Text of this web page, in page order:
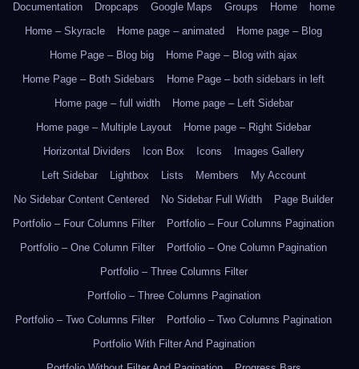
Documentation
Dropcaps Google Maps Groups Home
home
Home – Skyracle
Home page – animated
Home page – Blog
Home Page – Blog big
Home Page – Blog with ajax
Home Page – Both Sidebars
Home Page – both sidebars in left
Home page – full width
Home page – Left Sidebar
Home page – Multiple Layout
Home page – Right Sidebar
Horizontal Dividers
Icon Box Icons
Images Gallery
Left Sidebar
Lightbox Lists Members
My Account
No Sidebar Content Centered
No Sidebar Full Width
Page Builder
Portfolio – Four Columns Filter
Portfolio – Four Columns Pagination
Portfolio – One Column Filter
Portfolio – One Column Pagination
Portfolio – Three Columns Filter
Portfolio – Three Columns Pagination
Portfolio – Two Columns Filter
Portfolio – Two Columns Pagination
Portfolio With Filter And Pagination